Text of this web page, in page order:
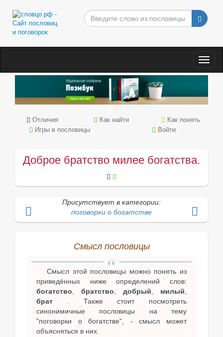
Отличия Как найти
Как понять
Игры в пословицы
Войти
Доброе братство милее богатства.
Присутствует в категории:
поговорки о богатстве
Смысл пословицы
Смысл этой пословицы можно понять из
приведённых ниже определений слов:
богатство, братство, добрый, милый,
брат . Также стоит посмотреть
синонимичные пословицы на тему
"поговорки о богатстве", - смысл может
объясняться в них.